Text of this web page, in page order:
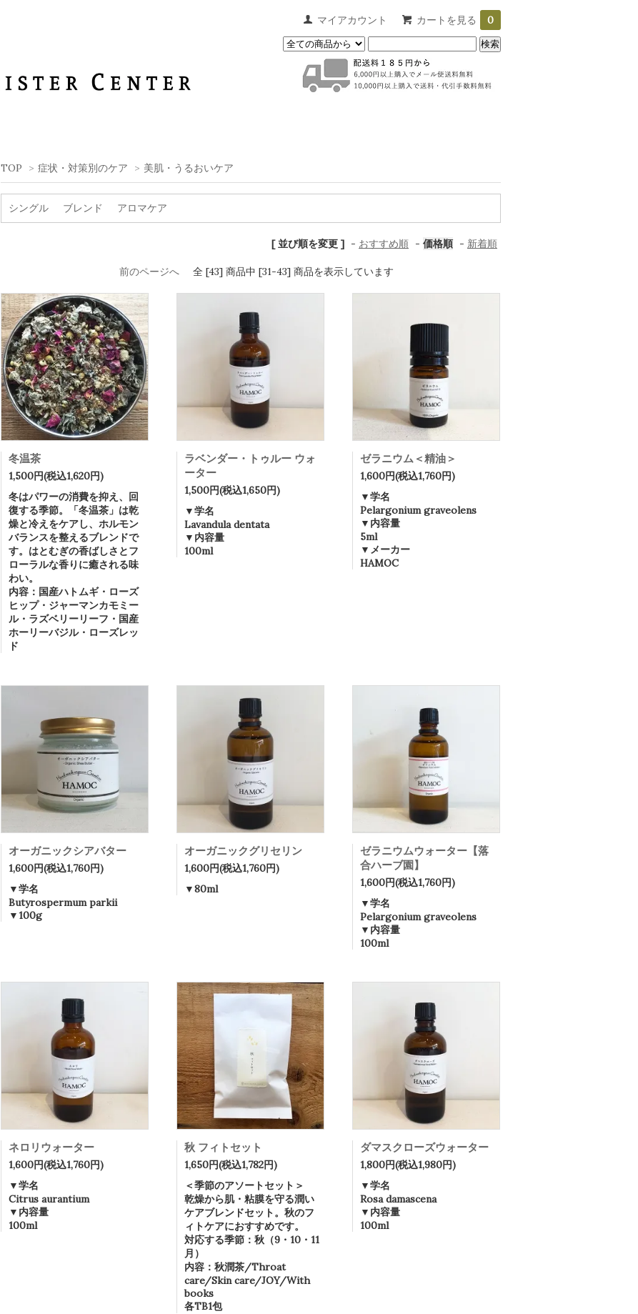
マイアカウント カートを見る 0
TOP > 症状・対策別のケア > 美肌・うるおいケア
シングル ブレンド アロマケア
[ 並び順を変更 ] - おすすめ順 - 価格順 - 新着順
前のページへ 全 [43] 商品中 [31-43] 商品を表示しています
冬温茶
1,500円(税込1,620円)
冬はパワーの消費を抑え、回
復する季節。「冬温茶」は乾
燥と冷えをケアし、ホルモン
バランスを整えるブレンドで
す。はとむぎの香ばしさとフ
ローラルな香りに癒される味
わい。
内容：国産ハトムギ・ローズ
ヒップ・ジャーマンカモミー
ル・ラズベリーリーフ・国産
ホーリーバジル・ローズレッ
ド
ラベンダー・トゥルー ウォ
ーター
1,500円(税込1,650円)
▼学名
Lavandula dentata
▼内容量
100ml
ゼラニウム＜精油＞
1,600円(税込1,760円)
▼学名
Pelargonium graveolens
▼内容量
5ml
▼メーカー
HAMOC
オーガニックシアバター
1,600円(税込1,760円)
▼学名
Butyrospermum parkii
▼100g
オーガニックグリセリン
1,600円(税込1,760円)
▼80ml
ゼラニウムウォーター【落
合ハーブ園】
1,600円(税込1,760円)
▼学名
Pelargonium graveolens
▼内容量
100ml
ネロリウォーター
1,600円(税込1,760円)
▼学名
Citrus aurantium
▼内容量
100ml
秋 フィトセット
1,650円(税込1,782円)
＜季節のアソートセット＞
乾燥から肌・粘膜を守る潤い
ケアブレンドセット。秋のフ
ィトケアにおすすめです。
対応する季節：秋（9・10・11
月）
内容：秋潤茶/Throat
care/Skin care/JOY/With
books
各TB1包
ダマスクローズウォーター
1,800円(税込1,980円)
▼学名
Rosa damascena
▼内容量
100ml